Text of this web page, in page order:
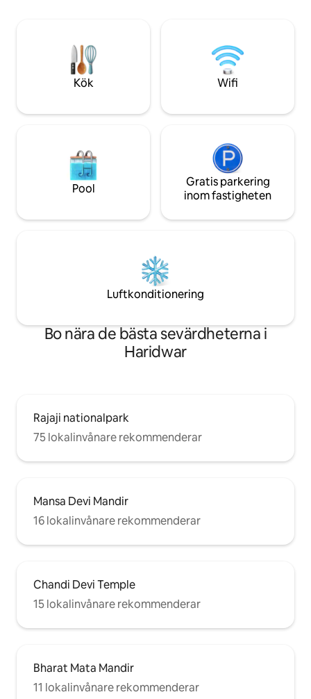
bostadsområde borta från
stadstrafiken. Gångavstånd till Ganga
ghat och Aarti. Perfekt för lugna
vistelser med natursköna morgnar på
10 minuters
Auto- och
lättillgängliga 🛒
leverans 🥘
Kök Wifi
Pool
Gratis parkering
inom fastigheten
Luftkonditionering
Bo nära de bästa sevärdheterna i
Haridwar
Rajaji nationalpark
75 lokalinvånare rekommenderar
Mansa Devi Mandir
16 lokalinvånare rekommenderar
Chandi Devi Temple
15 lokalinvånare rekommenderar
Bharat Mata Mandir
11 lokalinvånare rekommenderar